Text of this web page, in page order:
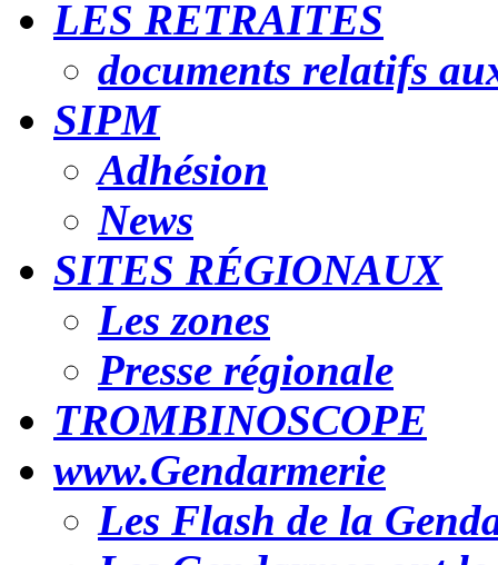
LES RETRAITES
documents relatifs
SIPM
Adhésion
News
SITES RÉGIONAUX
Les zones
Presse régionale
TROMBINOSCOPE
www.Gendarmerie
Les Flash de la